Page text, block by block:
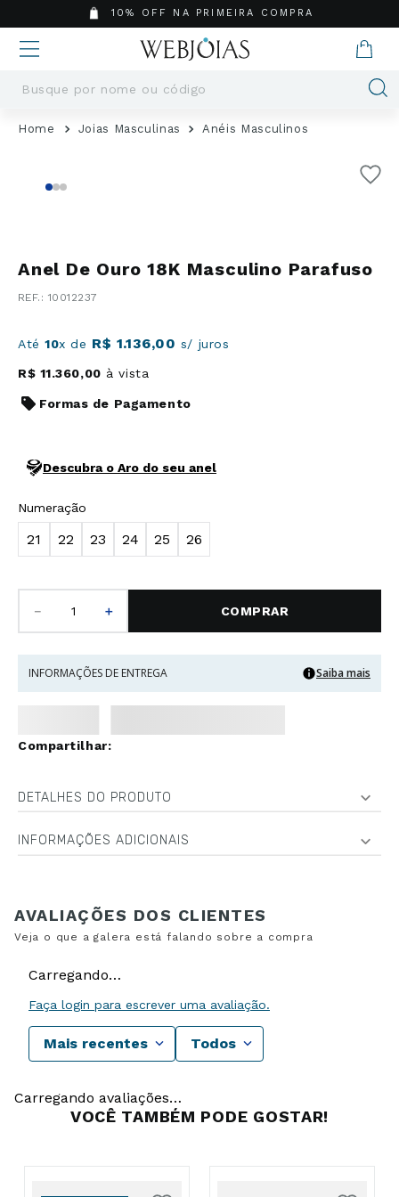
10% OFF NA PRIMEIRA COMPRA
Busque por nome ou código
Joias Masculinas Anéis Masculinos
Anel De Ouro 18K Masculino Parafuso
: 10012237
Até10x de R$ 1.136,00 s/ juros
R$ 11.360,00 à vista
Formas de Pagamento
Descubra o Aro do seu anel
Numeração
21 22 23 24 25 26
＋
－ COMPRAR
INFORMAÇÕES DE ENTREGA Saiba mais
DETALHES DO PRODUTO
INFORMAÇÕES ADICIONAIS
Carregando…
Faça login para escrever uma avaliação.
Mais recentes Todos
Carregando avaliações…
VOCÊ TAMBÉM PODE GOSTAR!
Termos mais buscados
6º
Argola
7º
Casamento
9º
Corrente
10 º Moissanite